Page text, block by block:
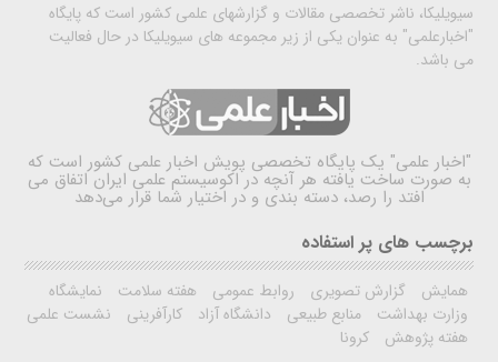
سیویلیکا، ناشر تخصصی مقالات و گزارشهای علمی کشور است که پایگاه
"اخبارعلمی" به عنوان یکی از زیر مجموعه های سیویلیکا در حال فعالیت
می باشد.
"اخبار علمی" یک پایگاه تخصصی پویش اخبار علمی کشور است که
به صورت ساخت یافته هر آنچه در اکوسیستم علمی ایران اتفاق می
افتد را رصد، دسته بندی و در اختیار شما قرار می‌دهد
برچسب های پر استفاده
همایش گزارش تصویری روابط عمومی هفته سلامت
نمایشگاه
وزارت بهداشت
منابع طبیعی دانشگاه آزاد کارآفرینی
نشست علمی
هفته پژوهش
کرونا